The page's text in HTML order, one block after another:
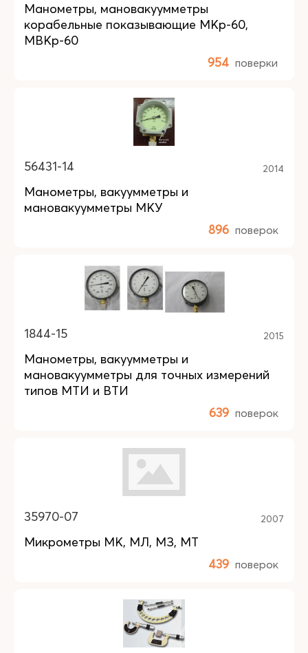
Манометры, мановакуумметры
корабельные показывающие МКр-60,
МВКр-60
954 поверки
56431-14 2014
Манометры, вакуумметры и
мановакуумметры МКУ
896 поверок
1844-15 2015
Манометры, вакуумметры и
мановакуумметры для точных измерений
типов МТИ и ВТИ
639 поверок
35970-07 2007
Микрометры МК, МЛ, МЗ, МТ
439 поверок